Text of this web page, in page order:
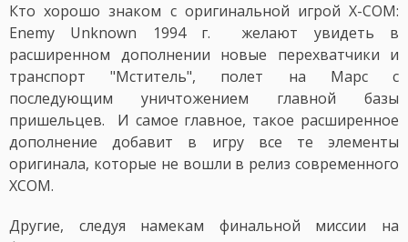
Кто хорошо знаком с оригинальной игрой X-COM:
Enemy Unknown 1994 г. желают увидеть в
расширенном дополнении новые перехватчики и
транспорт "Мститель", полет на Марс с
последующим уничтожением главной базы
пришельцев. И самое главное, такое расширенное
дополнение добавит в игру все те элементы
оригинала, которые не вошли в релиз современного
XCOM.
Другие, следуя намекам финальной миссии на